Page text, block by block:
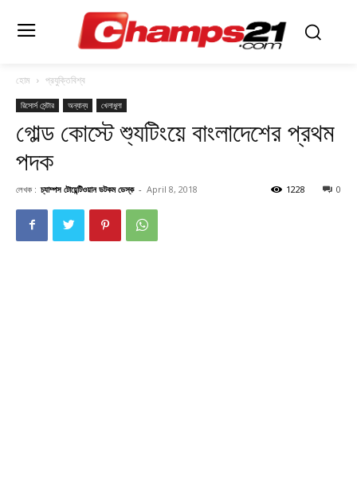
হোম প্রযুক্তিবিশ্ব
রিসোর্স সেন্টার অন্যান্য খেলাধুলা
গোল্ড কোস্টে শ্যুটিংয়ে বাংলাদেশের প্রথম
পদক
লেখক : চ্যাম্পস টোয়েন্টিওয়ান ডটকম ডেস্ক - April 8, 2018 0
1228